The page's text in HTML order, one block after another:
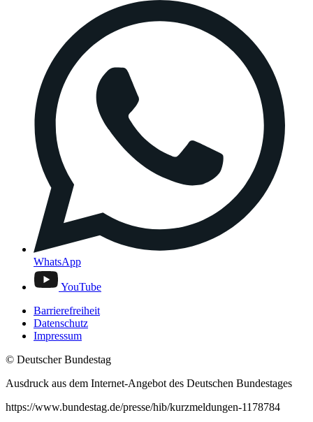
WhatsApp
YouTube
Barrierefreiheit
Datenschutz
Impressum
© Deutscher Bundestag
Ausdruck aus dem Internet-Angebot des Deutschen Bundestages
https://www.bundestag.de/presse/hib/kurzmeldungen-1178784